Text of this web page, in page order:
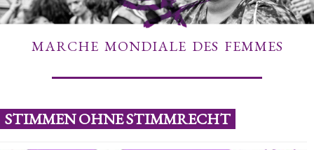
MEHR ERFAHREN
MARCHE MONDIALE DES FEMMES
STIMMEN OHNE STIMMRECHT